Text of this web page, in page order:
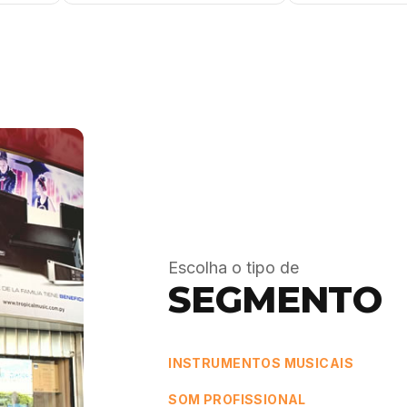
Escolha o tipo de
SEGMENTO
INSTRUMENTOS MUSICAIS
SOM PROFISSIONAL